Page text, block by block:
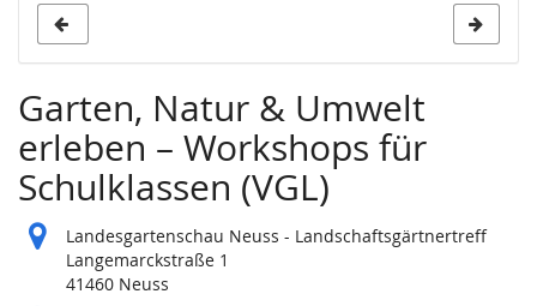
Garten, Natur & Umwelt
erleben – Workshops für
Schulklassen (VGL)
Landesgartenschau Neuss - Landschaftsgärtnertreff
Langemarckstraße 1
41460 Neuss